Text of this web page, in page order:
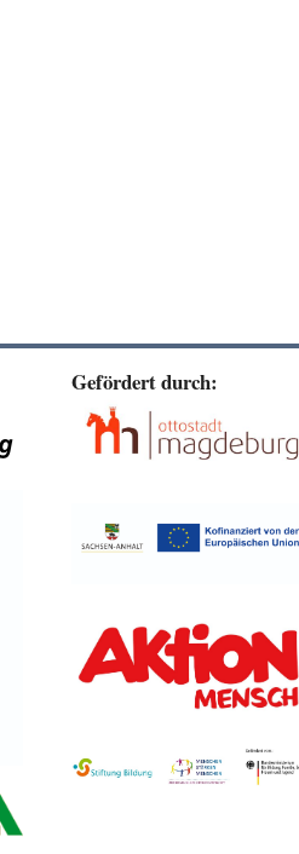
Gefördert durch: